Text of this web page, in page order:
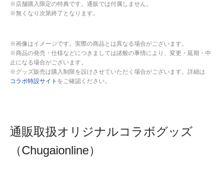
※店舗購入限定の特典です。通販では付属しません。
※無くなり次第終了となります。
※画像はイメージです。実際の商品とは異なる場合がございます。
※商品の発売・仕様などにつきましては諸般の事情により、変更・延期・中
止になる場合がございます。
※グッズ販売は購入制限を設けさせていただく場合がございます。詳細は
コラボ特設サイト をご確認ください。
通販取扱オリジナルコラボグッズ
（Chugaionline）